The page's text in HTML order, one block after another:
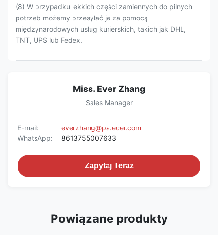
(8) W przypadku lekkich części zamiennych do pilnych
potrzeb możemy przesyłać je za pomocą
międzynarodowych usług kurierskich, takich jak DHL,
TNT, UPS lub Fedex.
Miss. Ever Zhang
Sales Manager
E-mail:
everzhang@pa.ecer.com
WhatsApp:
8613755007633
Zapytaj Teraz
Powiązane produkty